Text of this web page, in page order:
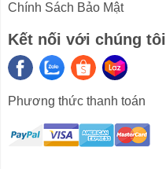
Chế độ nấu
Chính Sách Bảo Mật
Kết nối với chúng tôi
Phương thức thanh toán